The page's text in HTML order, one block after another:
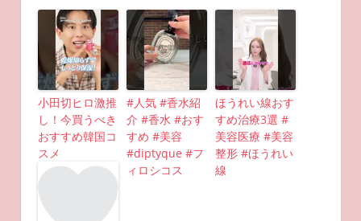
小田切ヒロ激推
し！今買うべき
おすすめ韓国コ
スメ
#人気 #香水紹
介 #香水 #おす
すめ #美容
#diptyque #フ
ィロシコス
ほうれい線おす
すめ治療3選 #
美容医療 #美容
整形 #ほうれい
線